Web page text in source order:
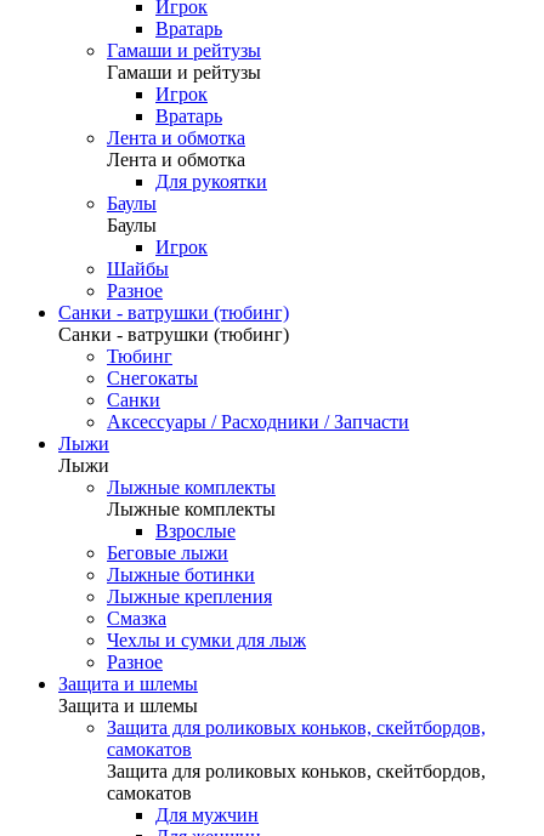
Игрок
Вратарь
Гамаши и рейтузы
Гамаши и рейтузы
Игрок
Вратарь
Лента и обмотка
Лента и обмотка
Для рукоятки
Баулы
Баулы
Игрок
Шайбы
Разное
Санки - ватрушки (тюбинг)
Санки - ватрушки (тюбинг)
Тюбинг
Снегокаты
Санки
Аксессуары / Расходники / Запчасти
Лыжи
Лыжи
Лыжные комплекты
Лыжные комплекты
Взрослые
Беговые лыжи
Лыжные ботинки
Лыжные крепления
Смазка
Чехлы и сумки для лыж
Разное
Защита и шлемы
Защита и шлемы
Защита для роликовых коньков, скейтбордов,
самокатов
Защита для роликовых коньков, скейтбордов,
самокатов
Для мужчин